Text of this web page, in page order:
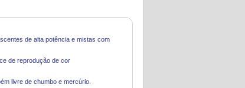
de alta potência e mistas com
de reprodução de cor
livre de chumbo e mercúrio.